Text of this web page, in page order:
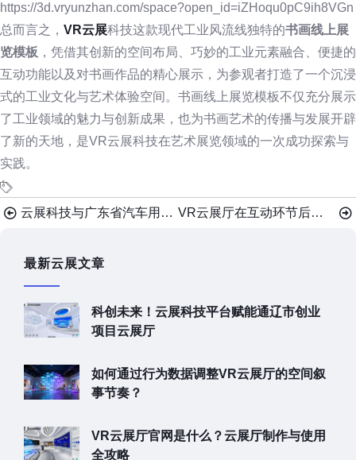
https://3d.vryunzhan.com/space?open_id=iZHoqu0pC9ih8VGn
总而言之， VR云展科技这款现代工业风流线独特的书画线上展
览模板 ，凭借其创新的空间布局、巧妙的工业元素融合、便捷的
互动功能以及对书画作品的精心展示，为参观者打造了一个沉浸
式的工业文化与艺术体验空间。书画线上展览模板不仅充分展示
了工业领域的魅力与创新成果，也为书画艺术的传播与发展开辟
了新的天地，是VR云展科技在艺术展览领域的一次成功探索与
实践。
云展科技与广东省汽车用品商会达成战略合作！ VR云展厅在互动环节后放置分享按钮的优势
最新云展文章
科创未来！云展科技平台赋能通辽市创业
项目云展厅
如何通过行为数据调整VR云展厅的空间叙
事节奏？
VR云展厅官网是什么？云展厅制作与使用
全攻略